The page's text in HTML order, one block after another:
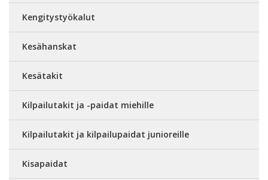
Kengitystyökalut
Kesähanskat
Kesätakit
Kilpailutakit ja -paidat miehille
Kilpailutakit ja kilpailupaidat junioreille
Kisapaidat